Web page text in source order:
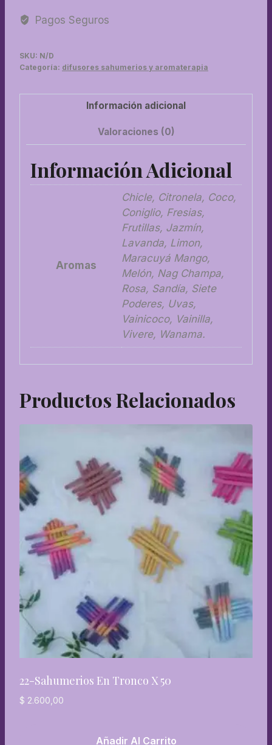
Pagos Seguros
SKU: N/D
Categoría: difusores sahumerios y aromaterapia
Información adicional
Valoraciones (0)
Información Adicional
Aromas
Chicle, Citronela, Coco,
Coniglio, Fresias,
Frutillas, Jazmín,
Lavanda, Limon,
Maracuyá Mango,
Melón, Nag Champa,
Rosa, Sandía, Siete
Poderes, Uvas,
Vainicoco, Vainilla,
Vivere, Wanama.
Productos Relacionados
22-Sahumerios En Tronco X 50
$ 2.600,00
Añadir Al Carrito